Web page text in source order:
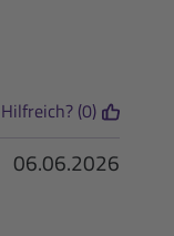
Hilfreich? (0)
06.06.2026